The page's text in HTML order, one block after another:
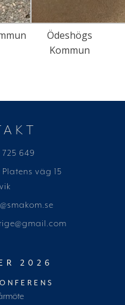
Ödeshögs
Kommun
649
väg 15
2026